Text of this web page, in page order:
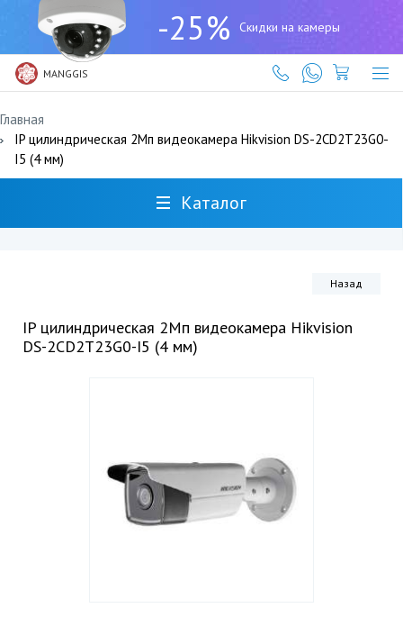
-25% Скидки на камеры
MANGGIS
(727)
317-
61-
61
Главная
IP цилиндрическая 2Мп видеокамера Hikvision DS-2CD2T23G0-
I5 (4 мм)
Каталог
Назад
IP цилиндрическая 2Мп видеокамера Hikvision
DS-2CD2T23G0-I5 (4 мм)